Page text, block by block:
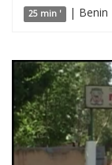
25 min ' | Benin